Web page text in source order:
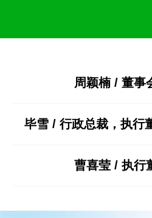
周颖楠 / 董事
毕雪 / 行政总裁，执行
曹喜莹 / 执行